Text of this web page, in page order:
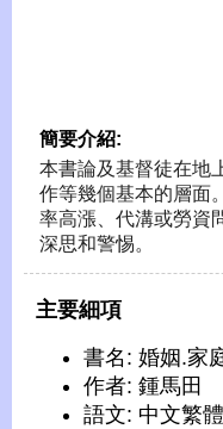
簡要介紹:
本書論及基督徒在地
作等幾個基本的層面
率高漲、代溝或勞
深思和警惕。
主要細項
書名: 婚姻.家
作者: 鍾馬田
語文: 中文繁